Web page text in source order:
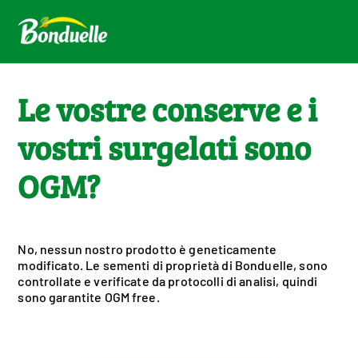
Le vostre conserve e i
vostri surgelati sono
OGM?
No, nessun nostro prodotto è geneticamente
modificato. Le sementi di proprietà di Bonduelle, sono
controllate e verificate da protocolli di analisi, quindi
sono garantite OGM free.